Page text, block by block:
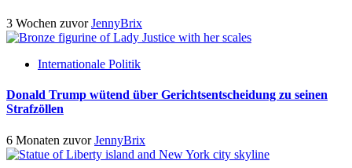
3 Wochen zuvorJennyBrix
Internationale Politik
Donald Trump wütend über Gerichtsentscheidung zu seinen
Strafzöllen
6 Monaten zuvorJennyBrix